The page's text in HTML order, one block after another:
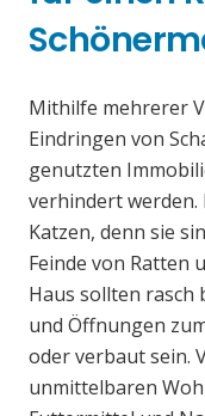
Mithilfe mehrerer
Eindringen von
genutzten
verhindert
Katzen, denn sie
Feinde von Ratten
Haus sollten rasch
und Öffnungen
oder verbaut sein.
unmittelbaren